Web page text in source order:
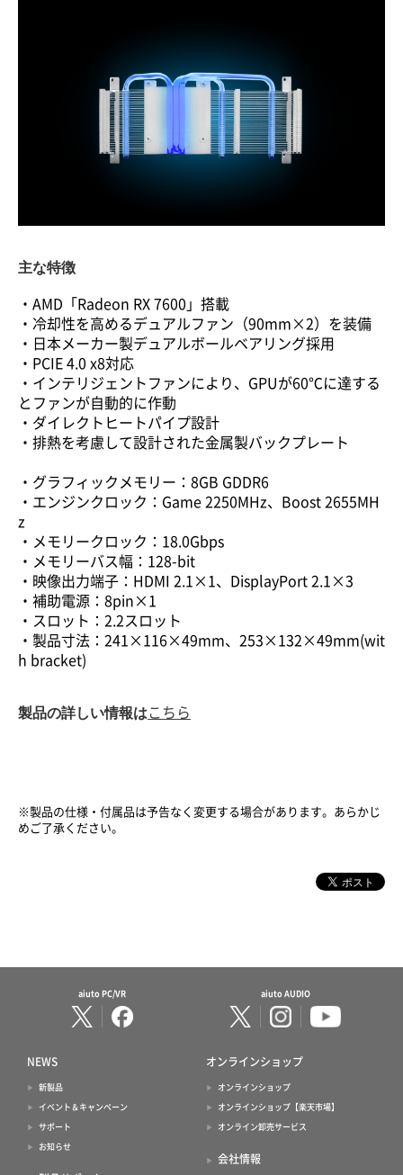
主な特徴
・AMD「Radeon RX 7600」搭載
・冷却性を高めるデュアルファン（90mm×2）を装備
・日本メーカー製デュアルボールベアリング採用
・PCIE 4.0 x8対応
・インテリジェントファンにより、GPUが60℃に達する
とファンが自動的に作動
・ダイレクトヒートパイプ設計
・排熱を考慮して設計された金属製バックプレート
・グラフィックメモリー：8GB GDDR6
・エンジンクロック：Game 2250MHz、Boost 2655MH
z
・メモリークロック：18.0Gbps
・メモリーバス幅：128-bit
・映像出力端子：HDMI 2.1×1、DisplayPort 2.1×3
・補助電源：8pin×1
・スロット：2.2スロット
・製品寸法：241×116×49mm、253×132×49mm(wit
h bracket)
製品の詳しい情報はこちら
※製品の仕様・付属品は予告なく変更する場合があります。あらかじ
めご了承ください。
aiuto PC/VR aiuto AUDIO
NEWS
新製品
イベント＆キャンペーン
サポート
お知らせ
オンラインショップ
オンラインショップ
オンラインショップ【楽天市場】
オンライン卸売サービス
会社情報